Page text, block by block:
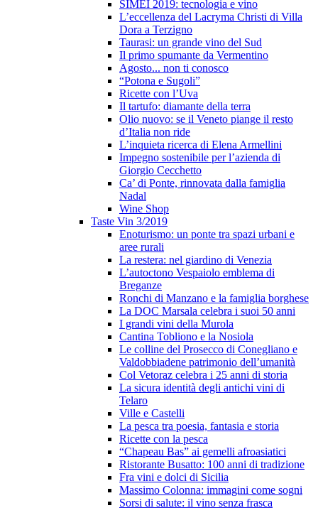
SIMEI 2019: tecnologia e vino
L’eccellenza del Lacryma Christi di Villa
Dora a Terzigno
Taurasi: un grande vino del Sud
Il primo spumante da Vermentino
Agosto... non ti conosco
“Potona e Sugoli”
Ricette con l’Uva
Il tartufo: diamante della terra
Olio nuovo: se il Veneto piange il resto
d’Italia non ride
L’inquieta ricerca di Elena Armellini
Impegno sostenibile per l’azienda di
Giorgio Cecchetto
Ca’ di Ponte, rinnovata dalla famiglia
Nadal
Wine Shop
Taste Vin 3/2019
Enoturismo: un ponte tra spazi urbani e
aree rurali
La restera: nel giardino di Venezia
L’autoctono Vespaiolo emblema di
Breganze
Ronchi di Manzano e la famiglia borghese
La DOC Marsala celebra i suoi 50 anni
I grandi vini della Murola
Cantina Tobliono e la Nosiola
Le colline del Prosecco di Conegliano e
Valdobbiadene patrimonio dell’umanità
Col Vetoraz celebra i 25 anni di storia
La sicura identità degli antichi vini di
Telaro
Ville e Castelli
La pesca tra poesia, fantasia e storia
Ricette con la pesca
“Chapeau Bas” ai gemelli afroasiatici
Ristorante Busatto: 100 anni di tradizione
Fra vini e dolci di Sicilia
Massimo Colonna: immagini come sogni
Sorsi di salute: il vino senza frasca